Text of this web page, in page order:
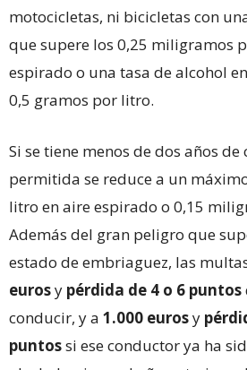
motocicletas, ni bicicletas con
que supere los 0,25 miligramos
espirado o una tasa de alcohol
0,5 gramos por litro.
Si se tiene menos de dos años de
permitida se reduce a un
litro en aire espirado o 0,15
Además del gran peligro que
estado de embriaguez, las
eurosy pérdida de 4 o 6 puntos
conducir, y a 1.000 eurosy
puntossi ese conductor ya ha